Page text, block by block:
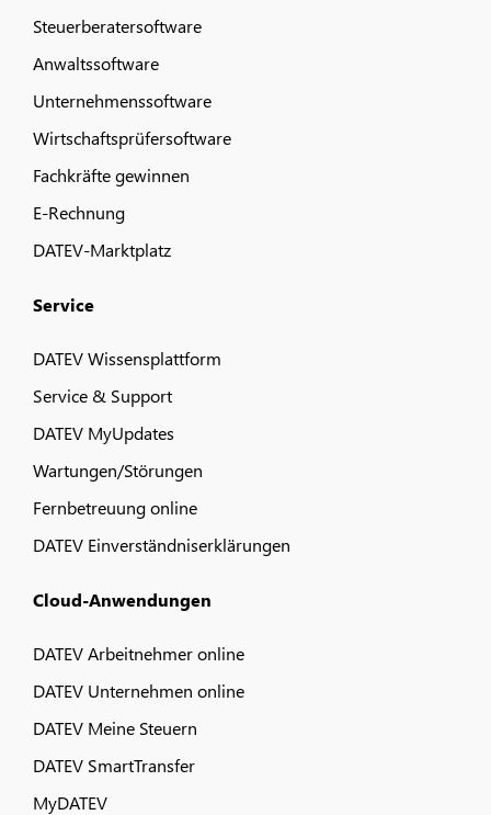
Steuerberatersoftware
Anwaltssoftware
Unternehmenssoftware
Wirtschaftsprüfersoftware
Fachkräfte gewinnen
E-Rechnung
DATEV-Marktplatz
Service
DATEV Wissensplattform
Service & Support
DATEV MyUpdates
Wartungen/Störungen
Fernbetreuung online
DATEV Einverständniserklärungen
Cloud-Anwendungen
DATEV Arbeitnehmer online
DATEV Unternehmen online
DATEV Meine Steuern
DATEV SmartTransfer
MyDATEV